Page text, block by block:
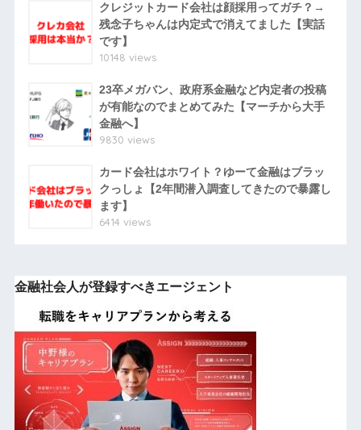
クレジットカード会社は顔採用ってガチ？→
残念子ちゃんは内定式で消えてました【実話
です】
10148 views
23卒メガバン、政府系金融など内定者の投稿
が有能なのでまとめてみた【マーチから大手
金融へ】
9830 views
カード会社はホワイト？ゆーて金融はブラッ
クっしょ【2年間潜入調査してきたので暴露し
ます】
6414 views
金融社会人が登録すべきエージェント